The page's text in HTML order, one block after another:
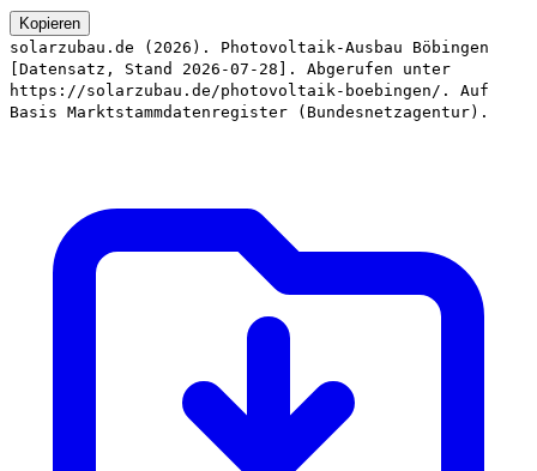
Kopieren
solarzubau.de (2026). Photovoltaik-Ausbau Böbingen
[Datensatz, Stand 2026-07-28]. Abgerufen unter
https://solarzubau.de/photovoltaik-boebingen/. Auf
Basis Marktstammdatenregister (Bundesnetzagentur).